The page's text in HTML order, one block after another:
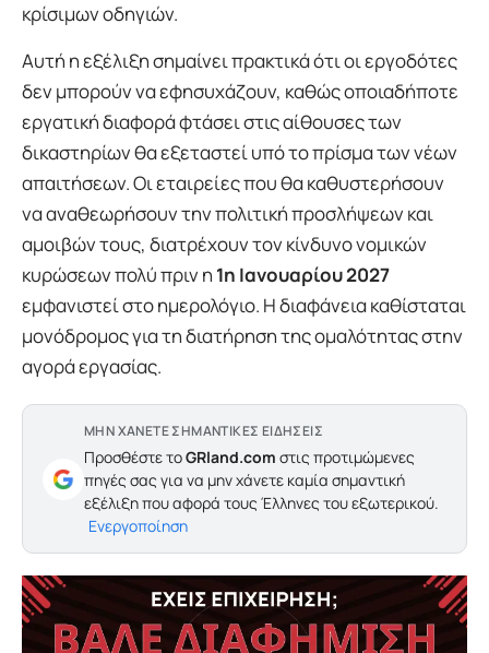
κρίσιμων οδηγιών.
Αυτή η εξέλιξη σημαίνει πρακτικά ότι οι εργοδότες
δεν μπορούν να εφησυχάζουν, καθώς οποιαδήποτε
εργατική διαφορά φτάσει στις αίθουσες των
δικαστηρίων θα εξεταστεί υπό το πρίσμα των νέων
απαιτήσεων. Οι εταιρείες που θα καθυστερήσουν
να αναθεωρήσουν την πολιτική προσλήψεων και
αμοιβών τους, διατρέχουν τον κίνδυνο νομικών
κυρώσεων πολύ πριν η 1η Ιανουαρίου 2027
εμφανιστεί στο ημερολόγιο. Η διαφάνεια καθίσταται
μονόδρομος για τη διατήρηση της ομαλότητας στην
αγορά εργασίας.
ΜΗΝ ΧΑΝΕΤΕ ΣΗΜΑΝΤΙΚΕΣ ΕΙΔΗΣΕΙΣ
Προσθέστε τοGRland.com στις προτιμώμενες
πηγές σας για να μην χάνετε καμία σημαντική
εξέλιξη που αφορά τους Έλληνες του εξωτερικού.
Ενεργοποίηση